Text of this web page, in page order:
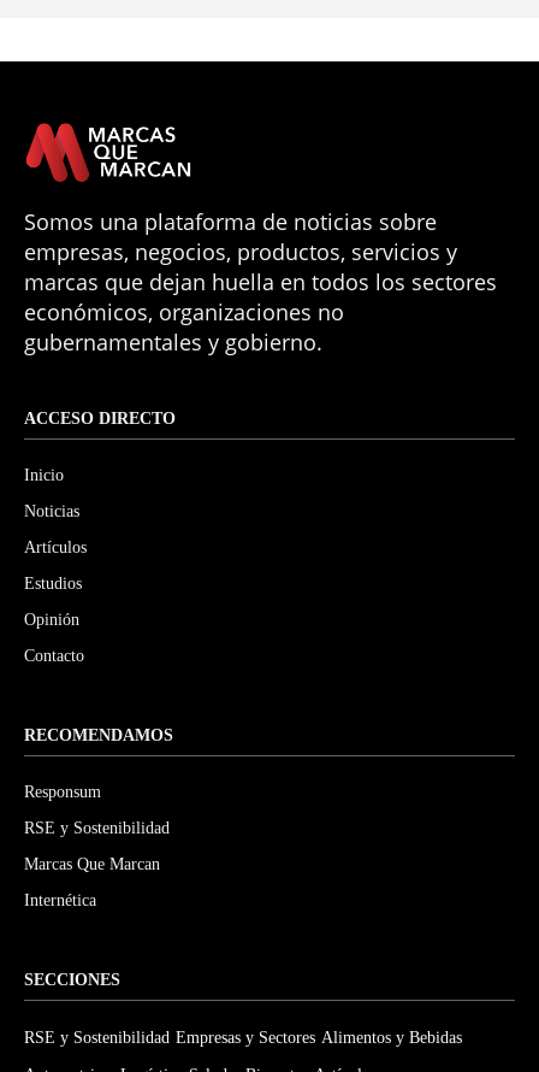
Somos una plataforma de noticias sobre
empresas, negocios, productos, servicios y
marcas que dejan huella en todos los sectores
económicos, organizaciones no
gubernamentales y gobierno.
ACCESO DIRECTO
Inicio
Noticias
Artículos
Estudios
Opinión
Contacto
RECOMENDAMOS
Responsum
RSE y Sostenibilidad
Marcas Que Marcan
Internética
SECCIONES
RSE y Sostenibilidad Empresas y Sectores Alimentos y Bebidas